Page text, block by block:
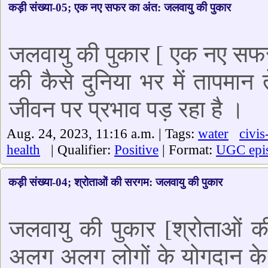
कड़ी संख्या-05; एक नए सफर का अंत: जलवायु की पुकार
जलवायु की पुकार [ एक नए
की कैसे दुनिया भर में
जीवन पर प्रभाव पड़ रहा है ।
Aug. 24, 2023, 11:16 a.m. | Tags: water
health | Qualifier: Positive | Format: UGC
कड़ी संख्या-04; श्रोताओं की सरगम: जलवायु की पुकार
जलवायु की पुकार [श्रोताओं
अलग अलग लोगों के योगदान